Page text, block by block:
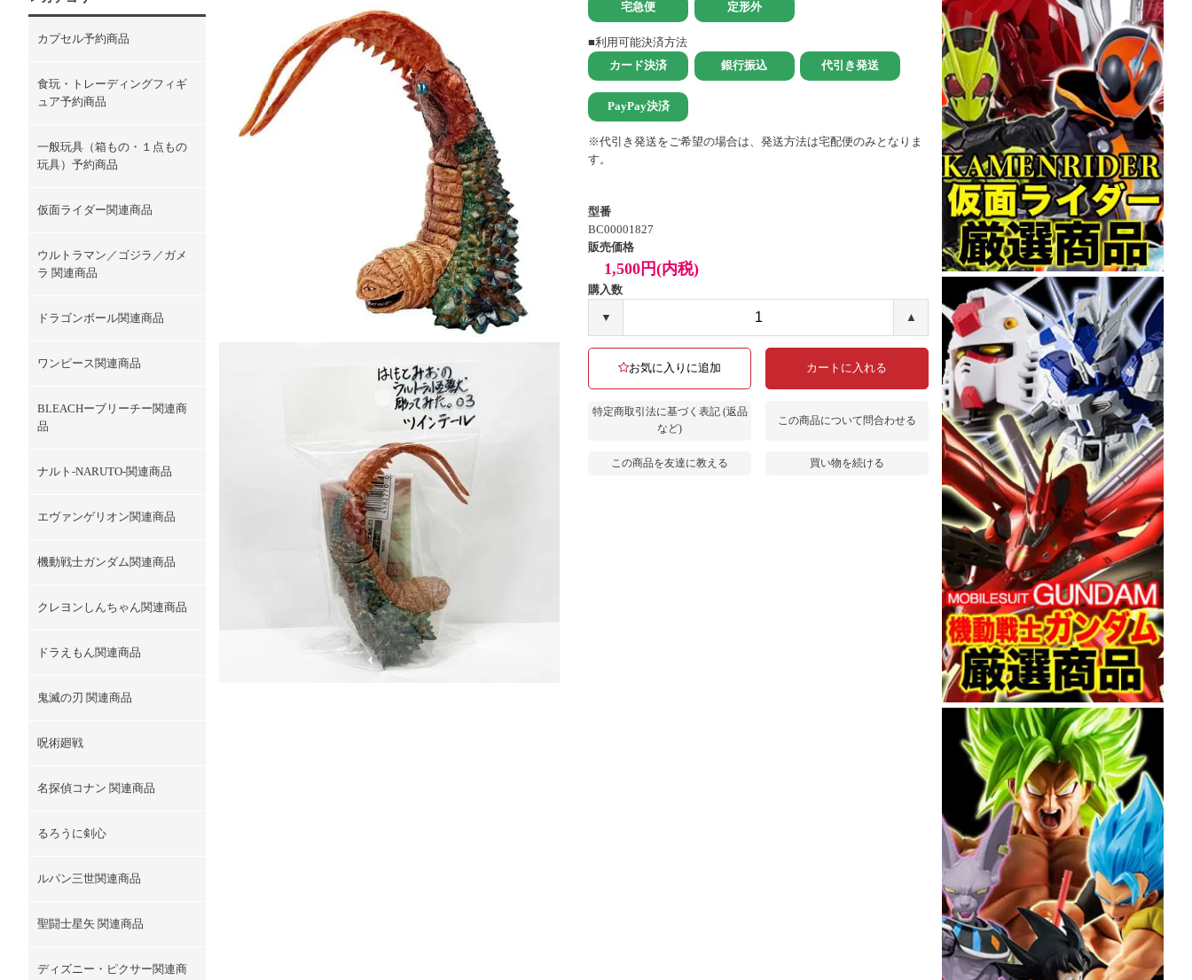
カプセル予約商品
食玩・トレーディングフィギ
ュア予約商品
一般玩具（箱もの・１点もの
玩具）予約商品
仮面ライダー関連商品
ウルトラマン／ゴジラ／ガメ
ラ 関連商品
ドラゴンボール関連商品
ワンピース関連商品
BLEACHーブリーチー関連商
品
ナルト-NARUTO-関連商品
エヴァンゲリオン関連商品
機動戦士ガンダム関連商品
クレヨンしんちゃん関連商品
ドラえもん関連商品
鬼滅の刃 関連商品
呪術廻戦
名探偵コナン 関連商品
るろうに剣心
ルパン三世関連商品
聖闘士星矢 関連商品
ディズニー・ピクサー関連商
■利用可能決済方法
※代引き発送をご希望の場合は、発送方法は宅配便のみとなりま
す。
型番
BC00001827
販売価格
1,500円(内税)
購入数
▼ ▲
お気に入りに追加 カートに入れる
特定商取引法に基づく表記 (返品
など)
この商品について問合わせる
この商品を友達に教える 買い物を続ける